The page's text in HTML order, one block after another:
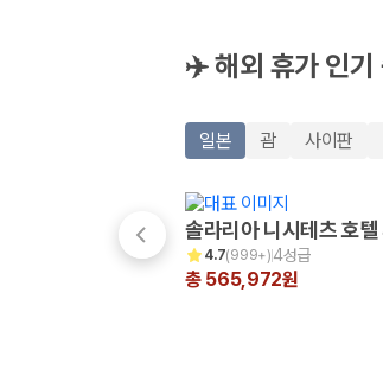
✈️ 해외 휴가 인기
일본 괌 사이판
솔라리아 니시테츠 호
4.7(999+)4성급
총 565,972원